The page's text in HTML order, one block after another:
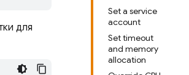
Set a service
account
Set timeout
and memory
allocation
для